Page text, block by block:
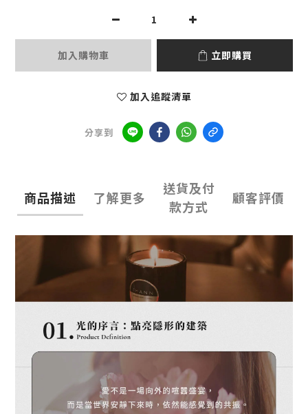
加入購物車 立即購買
加入追蹤清單
分享到
商品描述 了解更多
送貨及付
款方式
顧客評價